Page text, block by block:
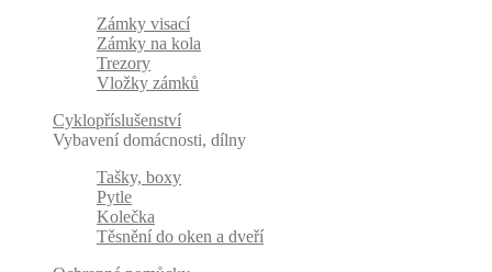
Zámky visací
Zámky na kola
Trezory
Vložky zámků
Cyklopříslušenství
Vybavení domácnosti, dílny
Tašky, boxy
Pytle
Kolečka
Těsnění do oken a dveří